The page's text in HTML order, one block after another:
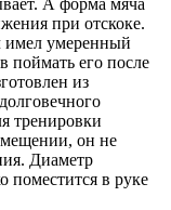
А форма мяча
при отскоке.
имел умеренный
поймать его после
из
тренировки
он не
Диаметр
поместится в руке